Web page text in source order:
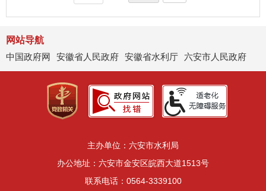
网站导航
中国政府网
安徽省人民政府 安徽省水利厅 六安市人民政府
主办单位：六安市水利局
办公地址：六安市金安区皖西大道1513号
联系电话：0564-3339100